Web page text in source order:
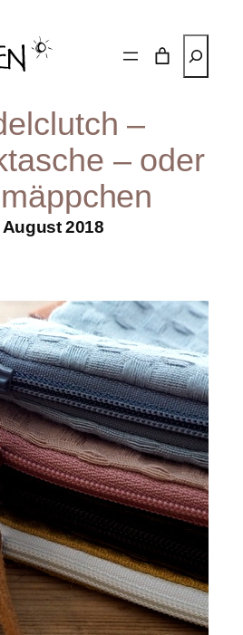
–
– oder
August 2018